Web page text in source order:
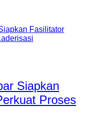
Siapkan
Proses